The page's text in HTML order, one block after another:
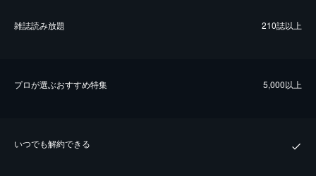
雑誌読み放題 210誌以上
プロが選ぶおすすめ特集 5,000以上
いつでも解約できる